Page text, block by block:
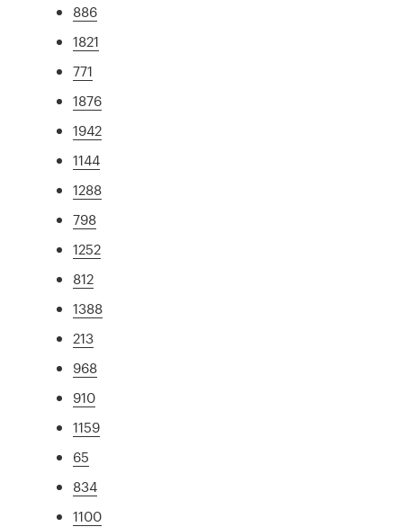
886
1821
771
1876
1942
1144
1288
798
1252
812
1388
213
968
910
1159
65
834
1100